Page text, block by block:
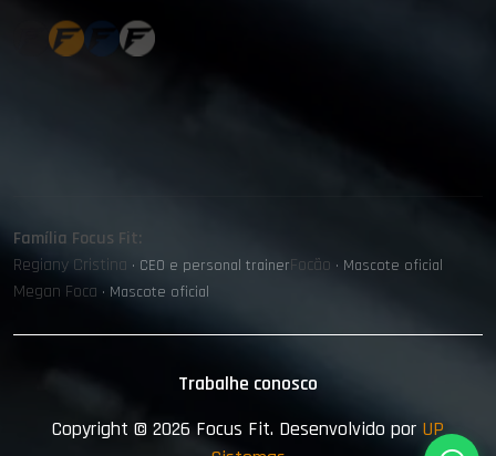
Família Focus Fit:
Regiany Cristina · CEO e personal trainerFocão · Mascote oficial
Megan Foca · Mascote oficial
Copyright © 2026 Focus Fit. Desenvolvido por UP
Trabalhe conosco